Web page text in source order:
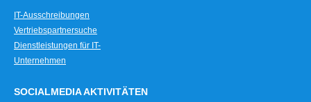
IT-Ausschreibungen
Vertriebspartnersuche
Dienstleistungen für IT-
Unternehmen
SOCIALMEDIA AKTIVITÄTEN